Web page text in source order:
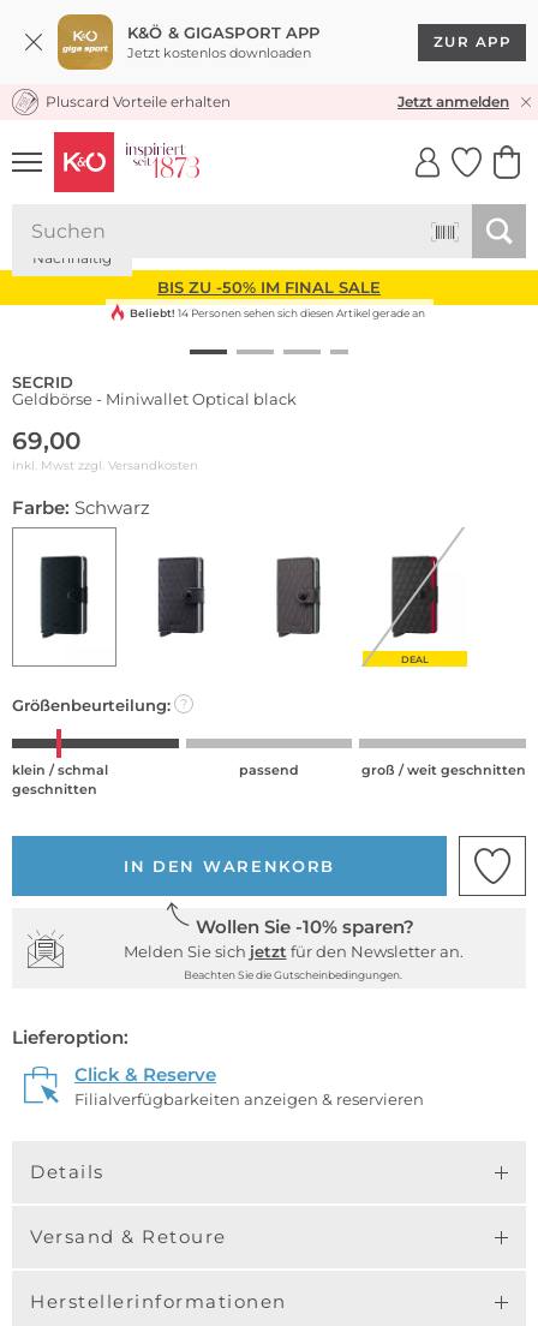
K&Ö & GIGASPORT APP
Jetzt kostenlos downloaden
ZUR APP
KOSTENLOSER VERSAND* & RÜCKVERSAND
Pluscard Vorteile erhalten Jetzt anmelden
UNSERE APP
CLICK &
BIS ZU -50% IM FINAL SALE
Nachhaltig
Beliebt! 14 Personen sehen sich diesen Artikel gerade an
SECRID
Geldbörse - Miniwallet Optical black
69,00
inkl. Mwst zzgl. Versandkosten
Farbe: Schwarz
DEAL
Größenbeurteilung: ?
klein / schmal
geschnitten
passend groß / weit geschnitten
IN DEN WARENKORB
Wollen Sie -10% sparen?
Melden Sie sich jetzt für den Newsletter an.
Beachten Sie die Gutscheinbedingungen.
Lieferoption:
Click & Reserve
Filialverfügbarkeiten anzeigen & reservieren
Details
Versand & Retoure
Herstellerinformationen